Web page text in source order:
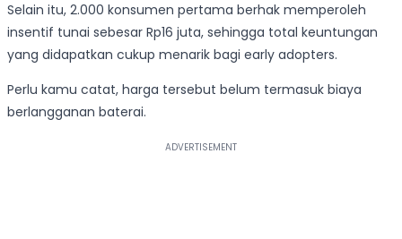
Selain itu, 2.000 konsumen pertama berhak memperoleh
insentif tunai sebesar Rp16 juta, sehingga total keuntungan
yang didapatkan cukup menarik bagi early adopters.
Perlu kamu catat, harga tersebut belum termasuk biaya
berlangganan baterai.